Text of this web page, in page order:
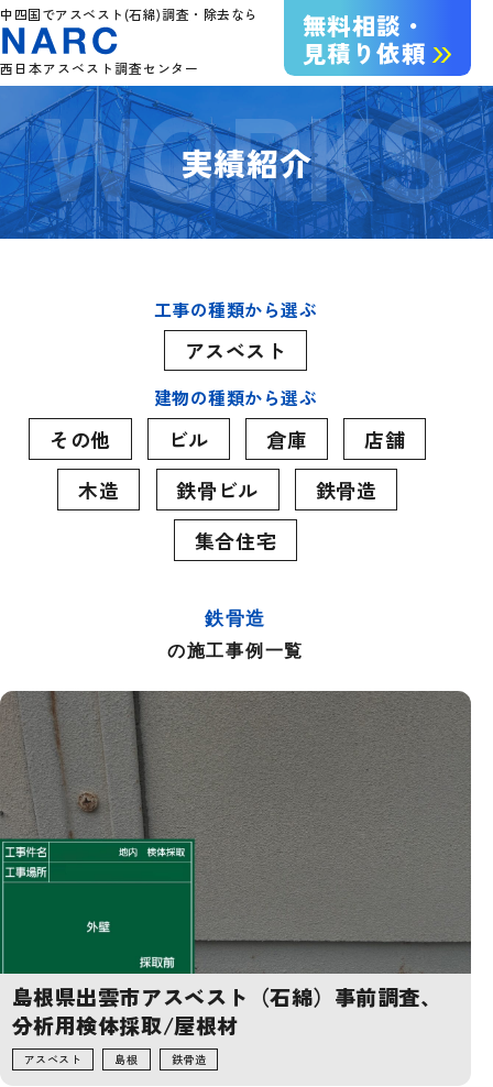
中四国でアスベスト(石綿)調査・除去なら
西日本アスベスト調査センター
無料相談・
見積り依頼
実績紹介
工事の種類から選ぶ
アスベスト
建物の種類から選ぶ
その他 ビル 倉庫
店舗
木造
鉄骨ビル
鉄骨造
集合住宅
鉄骨造
の施工事例一覧
島根県出雲市アスベスト（石綿）事前調査、
分析用検体採取/屋根材
アスベスト 島根 鉄骨造